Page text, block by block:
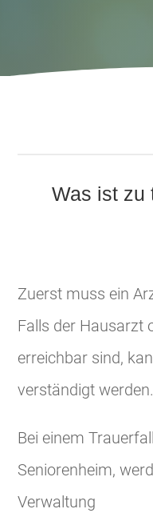
Was ist zu
Zuerst muss ein
Falls der Hausarzt
erreichbar sind,
verständigt
Bei einem
Seniorenheim,
Verwaltung